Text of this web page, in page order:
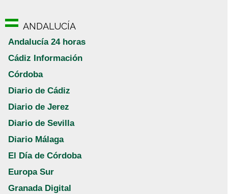
ANDALUCÍA
Andalucía 24 horas
Cádiz Información
Córdoba
Diario de Cádiz
Diario de Jerez
Diario de Sevilla
Diario Málaga
El Día de Córdoba
Europa Sur
Granada Digital